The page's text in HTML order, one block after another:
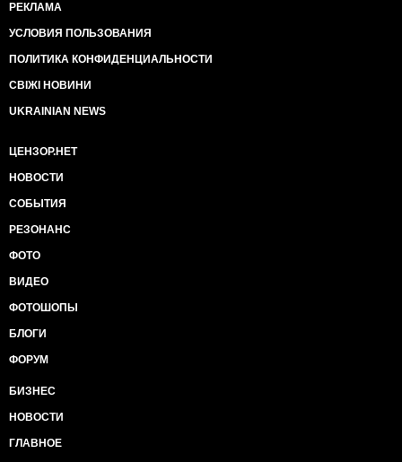
РЕКЛАМА
УСЛОВИЯ ПОЛЬЗОВАНИЯ
ПОЛИТИКА КОНФИДЕНЦИАЛЬНОСТИ
СВІЖІ НОВИНИ
UKRAINIAN NEWS
ЦЕНЗОР.НЕТ
НОВОСТИ
СОБЫТИЯ
РЕЗОНАНС
ФОТО
ВИДЕО
ФОТОШОПЫ
БЛОГИ
ФОРУМ
БИЗНЕС
НОВОСТИ
ГЛАВНОЕ